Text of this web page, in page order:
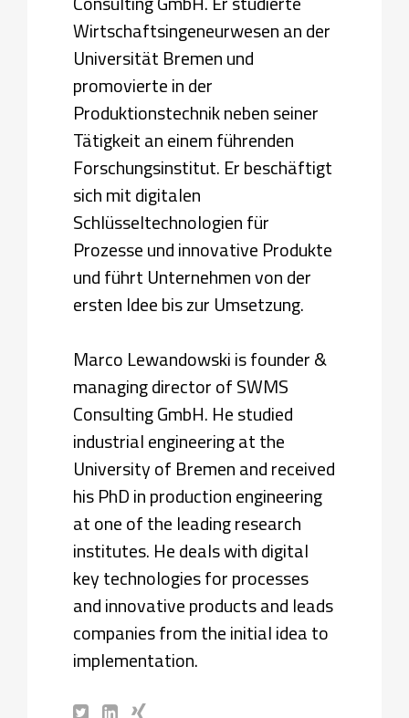
Wirtschaftsingeneurwesen an der
Universität Bremen und
promovierte in der
Produktionstechnik neben seiner
Tätigkeit an einem führenden
Forschungsinstitut. Er beschäftigt
sich mit digitalen
Schlüsseltechnologien für
Prozesse und innovative Produkte
und führt Unternehmen von der
ersten Idee bis zur Umsetzung.
Marco Lewandowski is founder &
managing director of SWMS
Consulting GmbH. He studied
industrial engineering at the
University of Bremen and received
his PhD in production engineering
at one of the leading research
institutes. He deals with digital
key technologies for processes
and innovative products and leads
companies from the initial idea to
implementation.